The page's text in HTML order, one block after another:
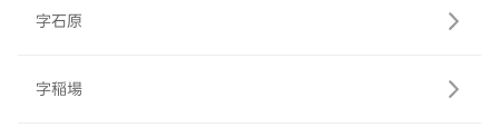
字石原
字稲場